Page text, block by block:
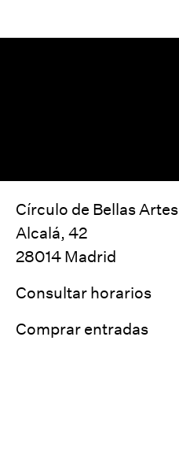
Círculo de Bellas Artes
Alcalá, 42
28014 Madrid
Consultar horarios
Comprar entradas